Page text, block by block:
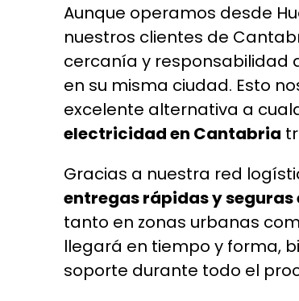
Aunque operamos desde
nuestros clientes de
cercanía y responsabilidad
en su misma ciudad. Esto
excelente alternativa a
electricidad en Cantabria
Gracias a nuestra red
entregas rápidas y
tanto en zonas urbanas
llegará en tiempo y forma,
soporte durante todo el